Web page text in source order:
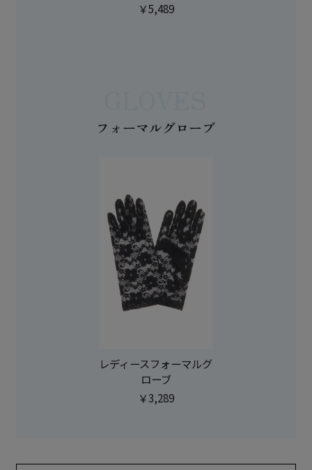
￥5,489
フォーマルグローブ
レディースフォーマルグ
ローブ
￥3,289